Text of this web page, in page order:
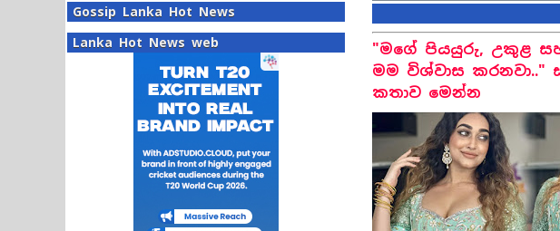
Gossip Lanka Hot News
Lanka Hot News web
"මගේ පියයුරු, උකුළ
මම විශ්වාස කරනවා.."
කතාව මෙන්න